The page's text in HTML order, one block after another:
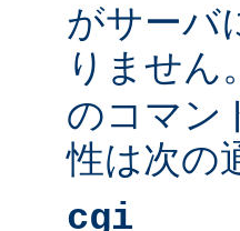
がサーバ
りません。
のコマン
性は次の
cgi